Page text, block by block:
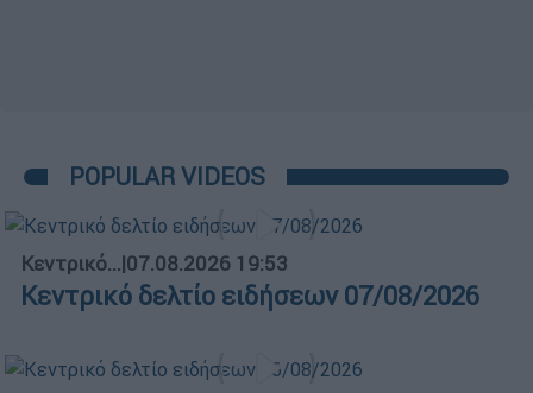
POPULAR VIDEOS
Κεντρικό...|07.08.2026 19:53
Κεντρικό δελτίο ειδήσεων 07/08/2026